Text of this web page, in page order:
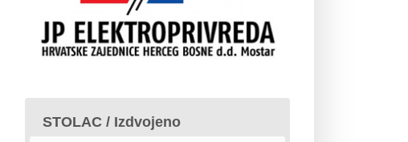
STOLAC / Izdvojeno